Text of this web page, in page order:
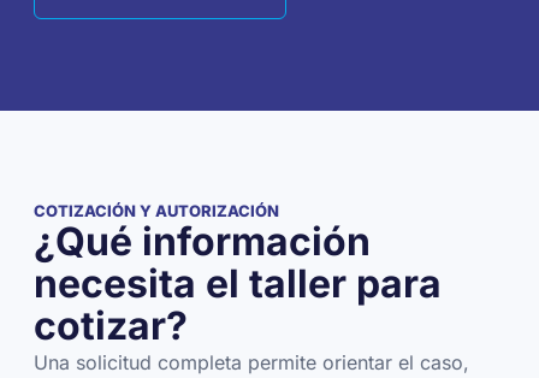
COTIZACIÓN Y AUTORIZACIÓN
¿Qué información
necesita el taller para
cotizar?
Una solicitud completa permite orientar el caso,